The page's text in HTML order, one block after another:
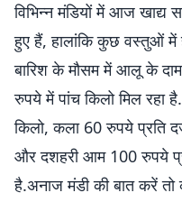
विभिन्न मंडियों में आज खाद्य
हुए हैं, हालांकि कुछ वस्तुओं में
बारिश के मौसम में आलू के
रुपये में पांच किलो मिल रहा
किलो, कला 60 रुपये प्रति
और दशहरी आम 100 रुपये
है.अनाज मंडी की बात करें